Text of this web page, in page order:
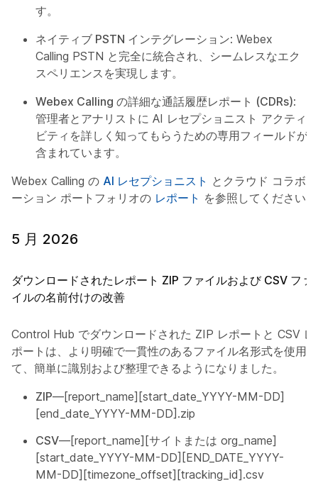
す。
ネイティブ PSTN インテグレーション: Webex
Calling PSTN と完全に統合され、シームレスなエク
スペリエンスを実現します。
Webex Calling の詳細な通話履歴レポート (CDRs):
管理者とアナリストに AI レセプショニスト アクティ
ビティを詳しく知ってもらうための専用フィールドが
含まれています。
Webex Calling の AI レセプショニスト とクラウド コラボレ
ーション ポートフォリオの レポート を参照してください。
5 月 2026
ダウンロードされたレポート ZIP ファイルおよび CSV ファ
イルの名前付けの改善
Control Hub でダウンロードされた ZIP レポートと CSV レ
ポートは、より明確で一貫性のあるファイル名形式を使用し
て、簡単に識別および整理できるようになりました。
ZIP—[report_name][start_date_YYYY-MM-DD]
[end_date_YYYY-MM-DD].zip
CSV—[report_name][サイトまたは org_name]
[start_date_YYYY-MM-DD][END_DATE_YYYY-
MM-DD][timezone_offset][tracking_id].csv